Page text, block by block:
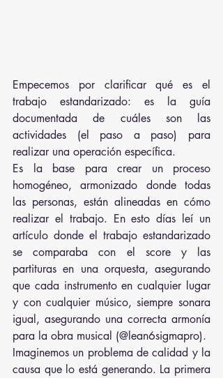
Empecemos por clarificar qué es el
trabajo estandarizado: es la guía
documentada de cuáles son las
actividades (el paso a paso) para
realizar una operación específica.
Es la base para crear un proceso
homogéneo, armonizado donde todas
las personas, están alineadas en cómo
realizar el trabajo. En esto días leí un
artículo donde el trabajo estandarizado
se comparaba con el score y las
partituras en una orquesta, asegurando
que cada instrumento en cualquier lugar
y con cualquier músico, siempre sonara
igual, asegurando una correcta armonía
para la obra musical (@lean6sigmapro).
Imaginemos un problema de calidad y la
causa que lo está generando. La primera